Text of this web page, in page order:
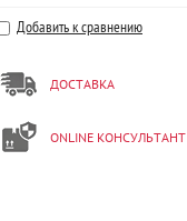
Добавить к сравнению
ДОСТАВКА
ONLINE КОНСУЛЬТАНТ